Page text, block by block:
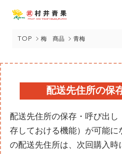
TOP 梅 商品 青梅
配送先住所の保
配送先住所の保存・呼び出し
存しておける機能）が可能に
の配送先住所は、次回購入時